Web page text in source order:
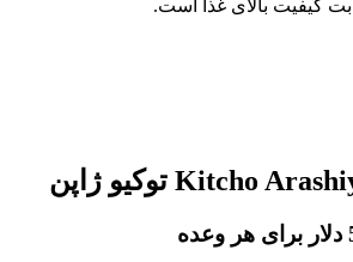
کیفیت بالای غذا است.